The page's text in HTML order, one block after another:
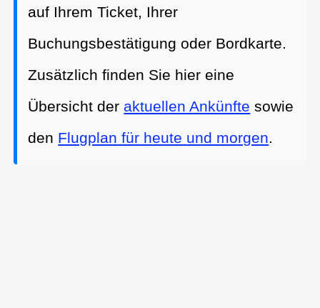
auf Ihrem Ticket, Ihrer
Buchungsbestätigung oder Bordkarte.
Zusätzlich finden Sie hier eine
Übersicht der aktuellen Ankünfte sowie
den Flugplan für heute und morgen.